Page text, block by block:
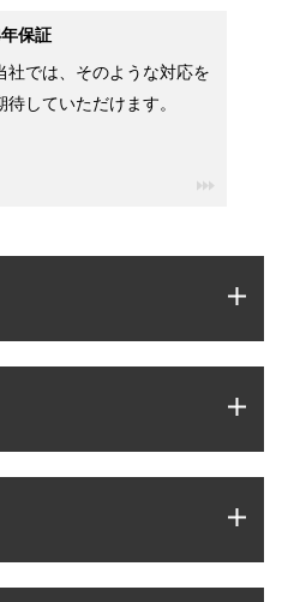
保証
社では、そのような対応を
待していただけます。